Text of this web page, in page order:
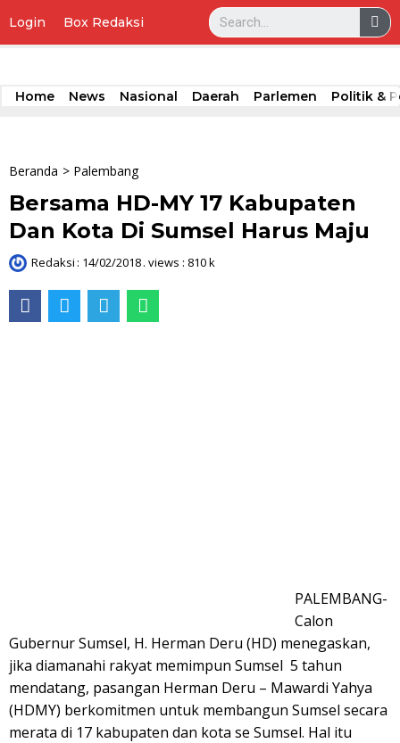
Lompat
Login Box Redaksi
Home News Nasional Daerah Parlemen Politik &
Beranda > Palembang
Bersama HD-MY 17 Kabupaten
Dan Kota Di Sumsel Harus Maju
Redaksi : 14/02/2018. views : 810 k
PALEMBANG-
Calon
Gubernur Sumsel, H. Herman Deru (HD) menegaskan,
jika diamanahi rakyat memimpun Sumsel 5 tahun
mendatang, pasangan Herman Deru – Mawardi Yahya
(HDMY) berkomitmen untuk membangun Sumsel secara
merata di 17 kabupaten dan kota se Sumsel. Hal itu